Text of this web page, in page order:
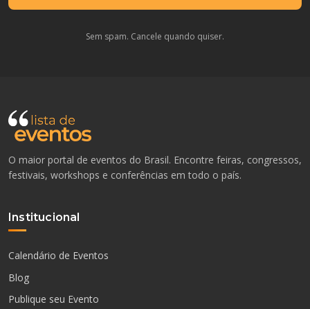
Sem spam. Cancele quando quiser.
O maior portal de eventos do Brasil. Encontre feiras, congressos,
festivais, workshops e conferências em todo o país.
Institucional
Calendário de Eventos
Blog
Publique seu Evento